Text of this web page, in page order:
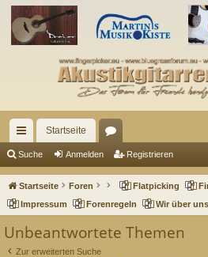
ch
ne
llz
ug
riff
Startseite
en
Suche Anmelden Registrieren
Startseite Foren Flatpicking
Impressum
Forenregeln Wir über uns
Unbeantwortete Themen
Zur erweiterten Suche